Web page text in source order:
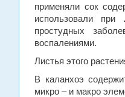
применяли сок
использовали при
простудных
воспалениями.
Листья этого
В каланхоэ
микро – и макро